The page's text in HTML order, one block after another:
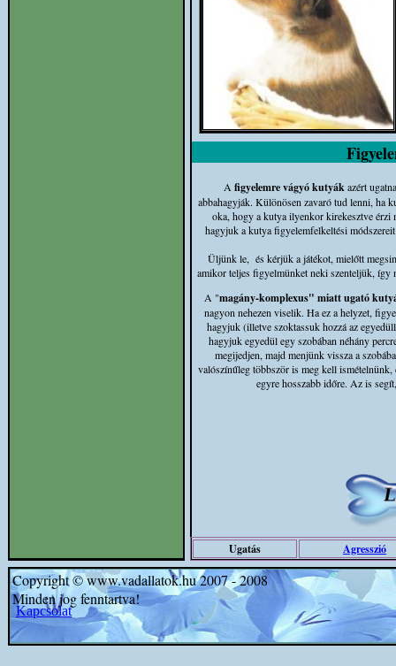
Copyright © www.vadallatok.hu 2007 - 2008
Minden jog fenntartva!
Kapcsolat
A figyelemre vágyó kutyákazért
abbahagyják. Különösen zavaró tud lenni, ha
oka, hogy a kutya ilyenkor kirekesztve
hagyjuk a kutya figyelemfelkeltési
Üljünk le, és kérjük a játékot, mielőtt
amikor teljes figyelmünket neki szenteljük, így
A "magány-komplexus" miatt ugató
nagyon nehezen viselik. Ha ez a helyzet,
hagyjuk (illetve szoktassuk hozzá az
hagyjuk egyedül egy szobában néhány
megijedjen, majd menjünk vissza a
valószínűleg többször is meg kell
egyre hosszabb időre. Az is
Ugatás Agresszió